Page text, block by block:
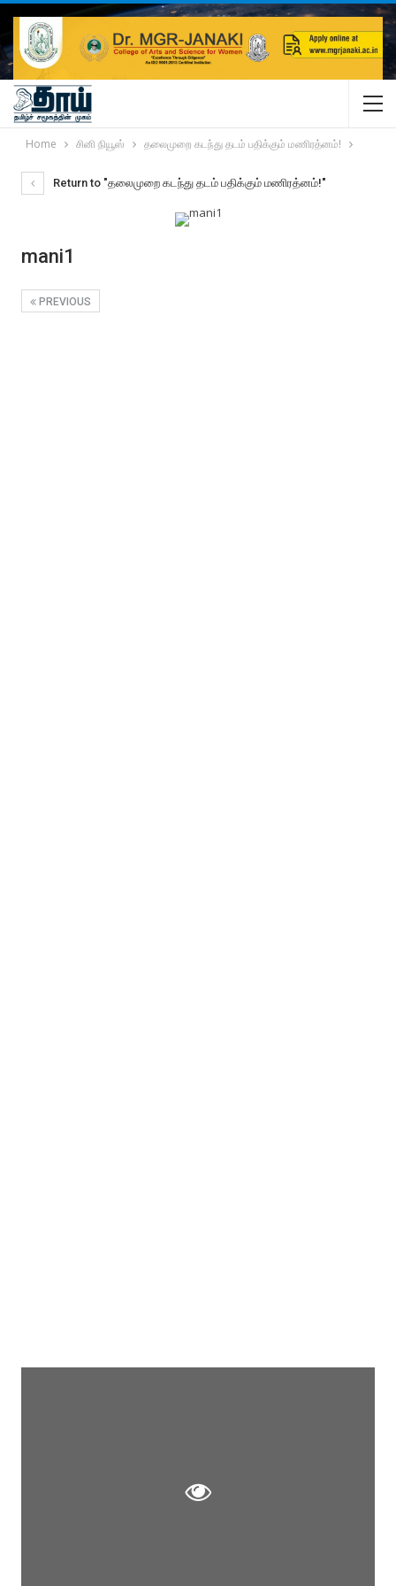
Home சினி நியூஸ் தலைமுறை கடந்து தடம் பதிக்கும் மணிரத்னம்!
Return to "தலைமுறை கடந்து தடம் பதிக்கும் மணிரத்னம்!"
mani1
PREVIOUS